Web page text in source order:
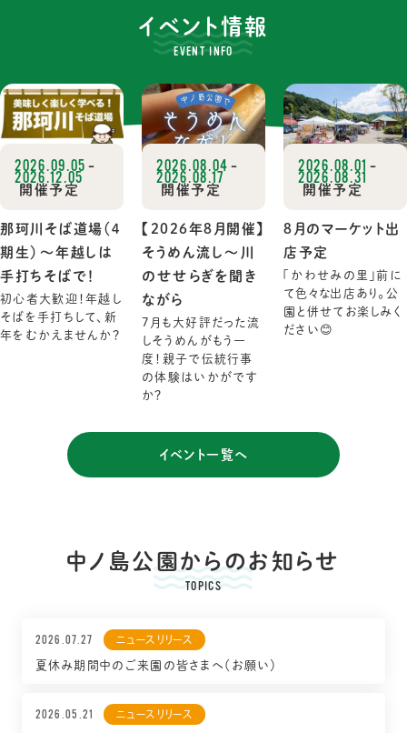
イベント情報
EVENT INFO
2026.09.05 -
2026.12.05
開催予定
那珂川そば道場（４
期生）～年越しは
手打ちそばで！
初心者大歓迎！年越し
そばを手打ちして、新
年をむかえませんか？
2026.08.04 -
2026.08.17
開催予定
【2026年8月開催】
そうめん流し～川
のせせらぎを聞き
ながら
7月も大好評だった流
しそうめんがもう一
度！親子で伝統行事
の体験はいかがです
か？
2026.08.01 -
2026.08.31
開催予定
8月のマーケット出
店予定
「かわせみの里」前に
て色々な出店あり。公
園と併せてお楽しみく
ださい😊
イベント一覧へ
中ノ島公園からのお知らせ
TOPICS
2026.07.27 ニュースリリース
夏休み期間中のご来園の皆さまへ（お願い）
2026.05.21 ニュースリリース